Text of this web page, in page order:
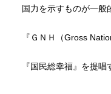
国力を示すものが一般
『ＧＮＨ（Gross
『国民総幸福』を提